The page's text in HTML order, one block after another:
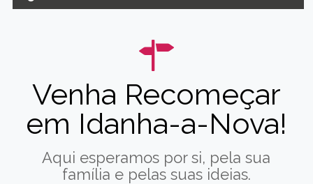
Venha Recomeçar
em Idanha-a-Nova!
Aqui esperamos por si, pela sua
família e pelas suas ideias.